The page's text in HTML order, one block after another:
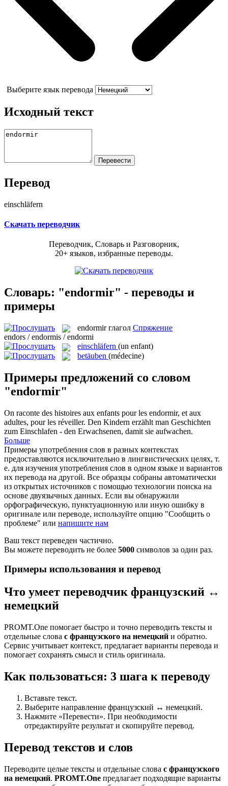
Выберите язык перевода
Исходный текст
Перевод
einschläfern
Скачать переводчик
Переводчик, Словарь и Разговорник,
20+ языков, избранные переводы.
Словарь: "endormir" - переводы и
примеры
endormir глагол Спряжение
endors / endormis / endormi
einschläfern (un enfant)
betäuben (médecine)
Примеры предложений со словом
"endormir"
On raconte des histoires aux enfants pour les endormir, et aux
adultes, pour les réveiller. Den Kindern erzählt man Geschichten
zum Einschlafen - den Erwachsenen, damit sie aufwachen.
Больше
Примеры употребления слов в разных контекстах
предоставляются исключительно в лингвистических целях, т.
е. для изучения употребления слов в одном языке и вариантов
их перевода на другой. Все образцы собраны автоматически
из открытых источников с помощью технологии поиска на
основе двуязычных данных. Если вы обнаружили
орфографическую, пунктуационную или иную ошибку в
оригинале или переводе, используйте опцию "Сообщить о
проблеме" или напишите нам
Ваш текст переведен частично.
Вы можете переводить не более 5000 символов за один раз.
Примеры использования и перевод
Что умеет переводчик французский ↔
немецкий
PROMT.One помогает быстро и точно переводить тексты и
отдельные слова с французского на немецкий и обратно.
Сервис учитывает контекст, предлагает варианты перевода и
помогает сохранять смысл и стиль оригинала.
Как пользоваться: 3 шага к переводу
Вставьте текст.
Выберите направление французский ↔ немецкий.
Нажмите «Перевести». При необходимости
отредактируйте результат и скопируйте перевод.
Перевод текстов и слов
Переводите целые тексты и отдельные слова с французского
на немецкий. PROMT.One предлагает подходящие варианты